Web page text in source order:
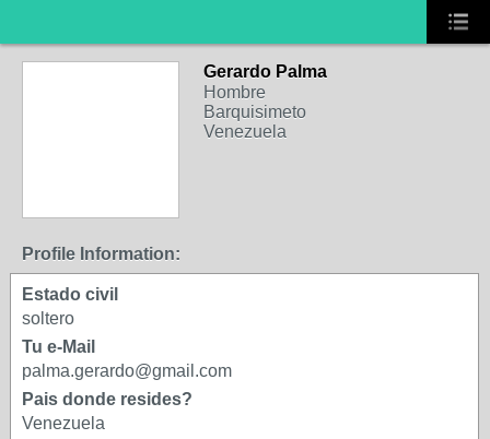
Gerardo Palma
Hombre
Barquisimeto
Venezuela
Profile Information:
Estado civil
soltero
Tu e-Mail
palma.gerardo@gmail.com
Pais donde resides?
Venezuela